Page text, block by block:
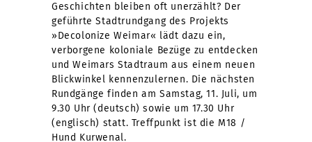
Geschichten bleiben oft unerzählt? Der
geführte Stadtrundgang des Projekts
»Decolonize Weimar« lädt dazu ein,
verborgene koloniale Bezüge zu entdecken
und Weimars Stadtraum aus einem neuen
Blickwinkel kennenzulernen. Die nächsten
Rundgänge finden am Samstag, 11. Juli, um
9.30 Uhr (deutsch) sowie um 17.30 Uhr
(englisch) statt. Treffpunkt ist die M18 /
Hund Kurwenal.